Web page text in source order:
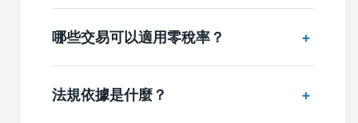
哪些交易可以適用零稅率？
法規依據是什麼？